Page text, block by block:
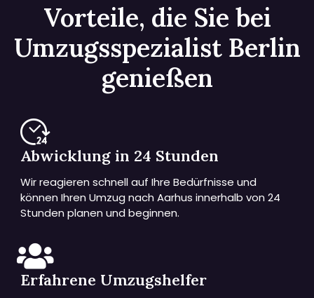
Vorteile, die Sie bei
Umzugsspezialist Berlin
genießen
Abwicklung in 24 Stunden
Wir reagieren schnell auf Ihre Bedürfnisse und
können Ihren Umzug nach Aarhus innerhalb von 24
Stunden planen und beginnen.
Erfahrene Umzugshelfer